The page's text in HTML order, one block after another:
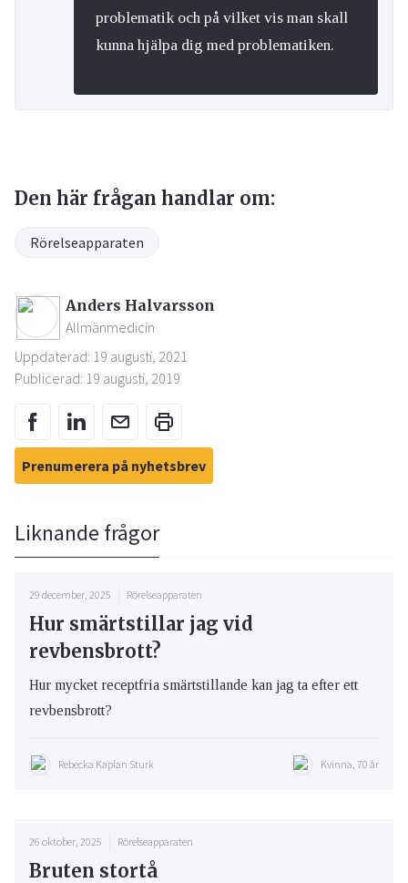
problematik och på vilket vis man skall
kunna hjälpa dig med problematiken.
Den här frågan handlar om:
Rörelseapparaten
Anders Halvarsson
Allmänmedicin
Uppdaterad: 19 augusti, 2021
Publicerad: 19 augusti, 2019
Prenumerera på nyhetsbrev
Liknande frågor
29 december, 2025 Rörelseapparaten
Hur smärtstillar jag vid
revbensbrott?
Hur mycket receptfria smärtstillande kan jag ta efter ett
revbensbrott?
Rebecka Kaplan Sturk Kvinna, 70 år
26 oktober, 2025 Rörelseapparaten
Bruten stortå